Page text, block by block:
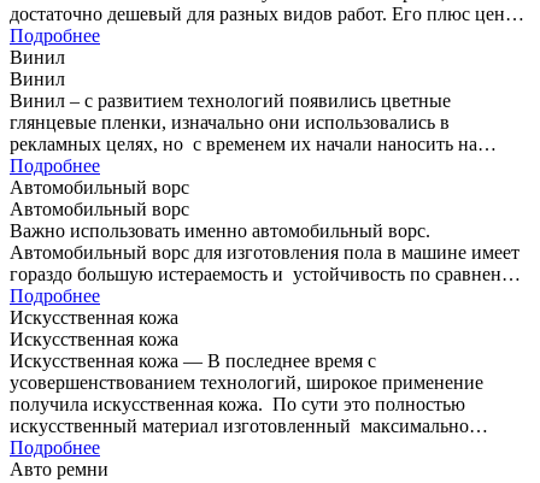
достаточно дешевый для разных видов работ. Его плюс цена.
Он достаточно сильно похож на натуральную кожу, но все…
Подробнее
Винил
Винил
Винил – с развитием технологий появились цветные
глянцевые пленки, изначально они использовались в
рекламных целях, но с временем их начали наносить на
автомобили. Спустя десятилетия,…
Подробнее
Автомобильный ворс
Автомобильный ворс
Важно использовать именно автомобильный ворс.
Автомобильный ворс для изготовления пола в машине имеет
гораздо большую истераемость и устойчивость по сравнению
с обычным напольным покрытием. Мы…
Подробнее
Искусственная кожа
Искусственная кожа
Искусственная кожа — В последнее время с
усовершенствованием технологий, широкое применение
получила искусственная кожа. По сути это полностью
искусственный материал изготовленный максимально
похожим на натуральную…
Подробнее
Авто ремни